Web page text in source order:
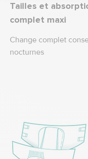
Tailles et
complet maxi
Change complet
nocturnes